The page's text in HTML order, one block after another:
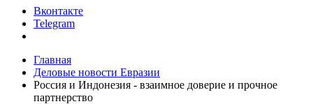
Вконтакте
Telegram
Главная
Деловые новости Евразии
Россия и Индонезия - взаимное доверие и прочное
партнерство